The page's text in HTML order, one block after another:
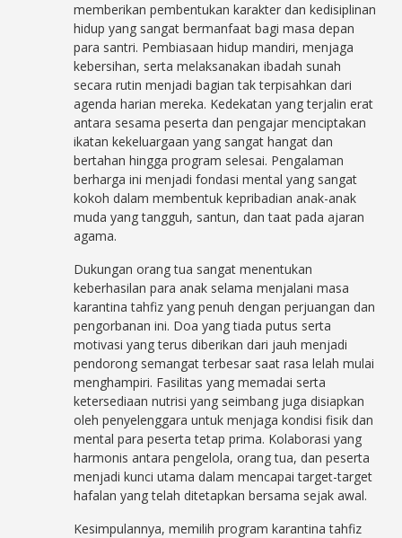
memberikan pembentukan karakter dan kedisiplinan
hidup yang sangat bermanfaat bagi masa depan
para santri. Pembiasaan hidup mandiri, menjaga
kebersihan, serta melaksanakan ibadah sunah
secara rutin menjadi bagian tak terpisahkan dari
agenda harian mereka. Kedekatan yang terjalin erat
antara sesama peserta dan pengajar menciptakan
ikatan kekeluargaan yang sangat hangat dan
bertahan hingga program selesai. Pengalaman
berharga ini menjadi fondasi mental yang sangat
kokoh dalam membentuk kepribadian anak-anak
muda yang tangguh, santun, dan taat pada ajaran
agama.
Dukungan orang tua sangat menentukan
keberhasilan para anak selama menjalani masa
karantina tahfiz yang penuh dengan perjuangan dan
pengorbanan ini. Doa yang tiada putus serta
motivasi yang terus diberikan dari jauh menjadi
pendorong semangat terbesar saat rasa lelah mulai
menghampiri. Fasilitas yang memadai serta
ketersediaan nutrisi yang seimbang juga disiapkan
oleh penyelenggara untuk menjaga kondisi fisik dan
mental para peserta tetap prima. Kolaborasi yang
harmonis antara pengelola, orang tua, dan peserta
menjadi kunci utama dalam mencapai target-target
hafalan yang telah ditetapkan bersama sejak awal.
Kesimpulannya, memilih program karantina tahfiz